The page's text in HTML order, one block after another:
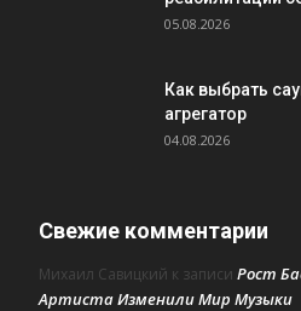
05.08.2026
Как выбрать
агрегатор
04.08.2026
Свежие комментарии
Михаил Савицкий к записи Рост
Артиста Изменили Мир Музыки